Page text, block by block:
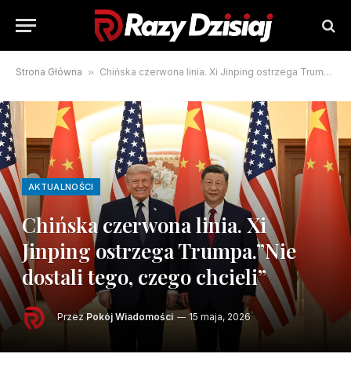
Strona Główna » Chińska czerwona linia. Xi Jinping ostrzega Trumpa.”Nie dostali tego, czego chcieli”
AKTUALNOŚCI
Chińska czerwona linia. Xi
Jinping ostrzega Trumpa.”Nie
dostali tego, czego chcieli”
Przez Pokój Wiadomości 15 maja, 2026